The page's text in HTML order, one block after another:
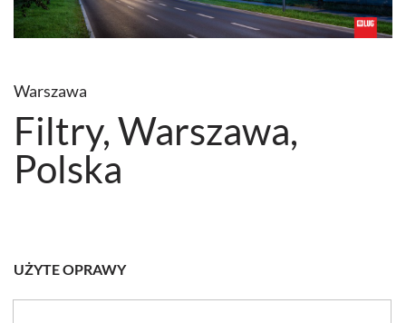
Warszawa
Filtry, Warszawa,
Polska
UŻYTE OPRAWY